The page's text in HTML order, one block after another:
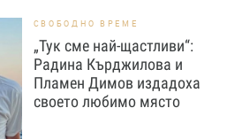
СВОБОДНО ВРЕМЕ
„Тук сме най-щастливи“:
Радина Кърджилова и
Пламен Димов издадоха
своето любимо място